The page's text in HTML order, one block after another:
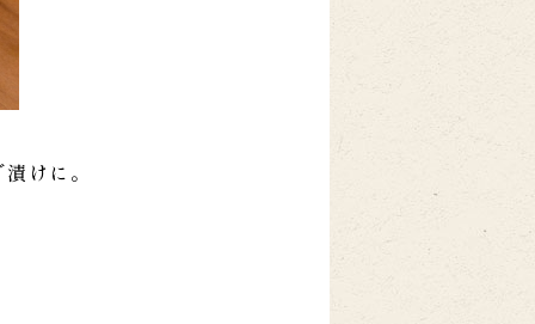
けに。